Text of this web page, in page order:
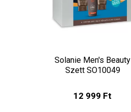
Solanie Men's Beauty
Szett SO10049
12 999 Ft